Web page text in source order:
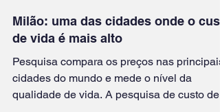
27 de jul. de 2023
Milão: uma das cidades onde o
de vida é mais alto
Pesquisa compara os preços nas principais